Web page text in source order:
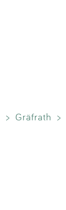
> Gräfrath >